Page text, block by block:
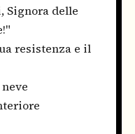
Signora delle
resistenza e il